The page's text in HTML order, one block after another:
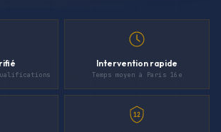
Intervention rapide
Temps moyen à Paris 16e
12